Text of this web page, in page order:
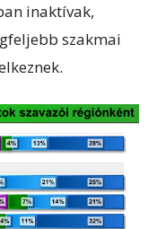
inaktívak,
szakmai